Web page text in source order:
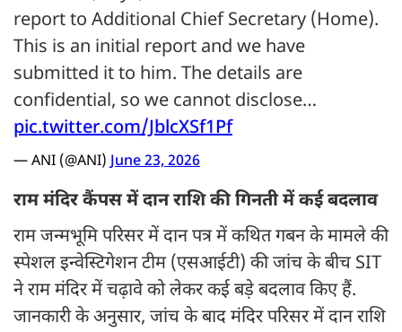
report to Additional Chief Secretary (Home).
This is an initial report and we have
submitted it to him. The details are
confidential, so we cannot disclose…
pic.twitter.com/JblcXSf1Pf
— ANI (@ANI)June 23, 2026
राम मंदिर कैंपस में दान राशि की गिनती में कई बदलाव
राम जन्मभूमि परिसर में दान पत्र में कथित गबन के मामले की
स्पेशल इन्वेस्टिगेशन टीम (एसआईटी) की जांच के बीच SIT
ने राम मंदिर में चढ़ावे को लेकर कई बड़े बदलाव किए हैं.
जानकारी के अनुसार, जांच के बाद मंदिर परिसर में दान राशि